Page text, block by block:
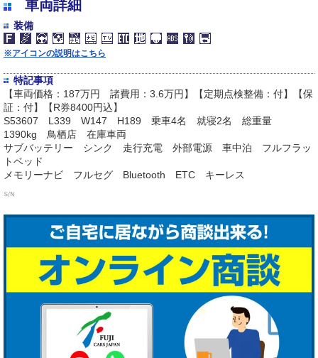
車両詳細
装備
※アイコンの説明はこちら
特記事項
【車両価格：187万円 諸費用：3.6万円】【定期点検整備：付】【保
証：付】【R券8400円込】
S53607 L339 W147 H189 乗車4名 就寝2名 総重量
1390kg 鳥栖店 在庫車両
サブバッテリー シンク 走行充電 外部電源 車中泊 フルフラッ
トベッド
メモリーナビ フルセグ Bluetooth ETC キーレス